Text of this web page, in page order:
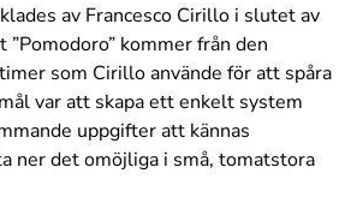
av Francesco Cirillo i slutet av
kommer från den
som Cirillo använde för att spåra
var att skapa ett enkelt system
uppgifter att kännas
ner det omöjliga i små, tomatstora